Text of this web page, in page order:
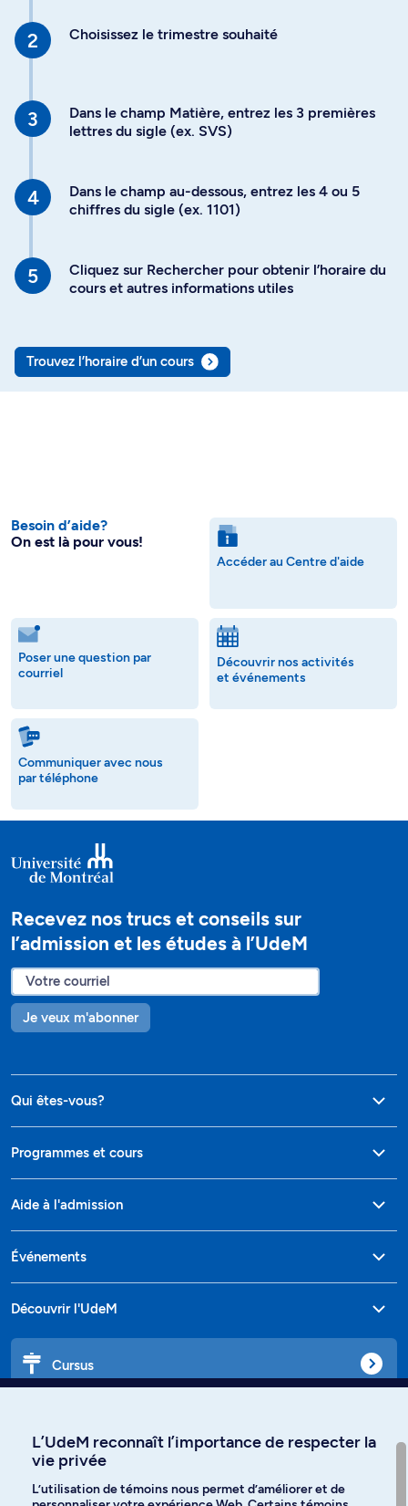
Choisissez le trimestre souhaité
Dans le champ Matière, entrez les 3 premières
lettres du sigle (ex. SVS)
Dans le champ au-dessous, entrez les 4 ou 5
chiffres du sigle (ex. 1101)
Cliquez sur Rechercher pour obtenir l’horaire du
cours et autres informations utiles
Trouvez l’horaire d’un cours
Besoin d’aide?
On est là pour vous!
Accéder au Centre d'aide
Poser une question par
courriel
Découvrir nos activités
et événements
Communiquer avec nous
par téléphone
Recevez nos trucs et conseils sur
l’admission et les études à l’UdeM
Je veux m'abonner
Qui êtes-vous?
Programmes et cours
Aide à l'admission
Événements
Découvrir l'UdeM
Cursus
L’UdeM reconnaît l’importance de respecter la
vie privée
L’utilisation de témoins nous permet d’améliorer et de